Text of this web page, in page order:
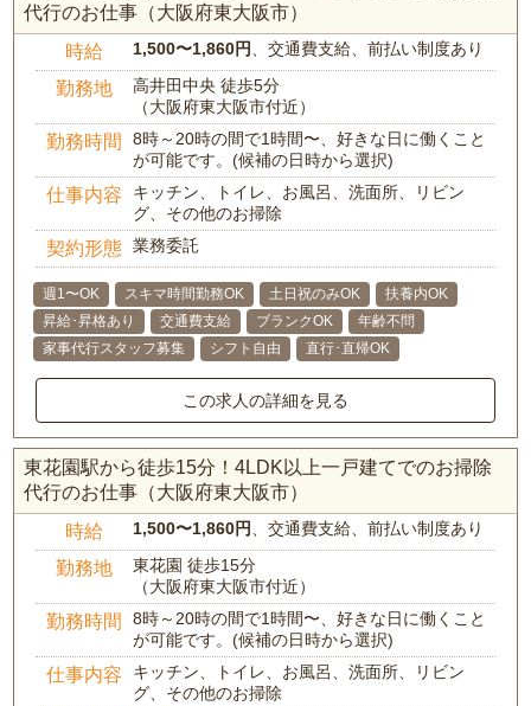
代行のお仕事（大阪府東大阪市）
時給 1,500〜1,860円、交通費支給、前払い制度あり
勤務地
高井田中央 徒歩5分
（大阪府東大阪市付近）
勤務時間
8時～20時の間で1時間〜、好きな日に働くこと
が可能です。(候補の日時から選択)
仕事内容
キッチン、トイレ、お風呂、洗面所、リビン
グ、その他のお掃除
契約形態 業務委託
週1〜OK スキマ時間勤務OK 土日祝のみOK
扶養内OK
昇給･昇格あり
交通費支給 ブランクOK
年齢不問
家事代行スタッフ募集
シフト自由 直行･直帰OK
この求人の詳細を見る
東花園駅から徒歩15分！4LDK以上一戸建てでのお掃除
代行のお仕事（大阪府東大阪市）
時給 1,500〜1,860円、交通費支給、前払い制度あり
勤務地
東花園 徒歩15分
（大阪府東大阪市付近）
勤務時間
8時～20時の間で1時間〜、好きな日に働くこと
が可能です。(候補の日時から選択)
仕事内容
キッチン、トイレ、お風呂、洗面所、リビン
グ、その他のお掃除